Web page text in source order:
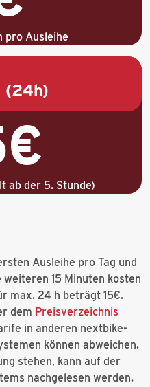
pro Ausleihe
(24h)
ab der 5. Stunde)
Ausleihe pro Tag und
15 Minuten kosten
max. 24 h beträgt 15€.
dem Preisverzeichnis
in anderen nextbike-
können abweichen.
stehen, kann auf der
nachgelesen werden.